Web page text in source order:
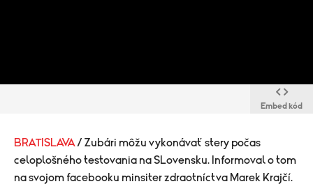
Embed kód
BRATISLAVA / Zubári môžu vykonávať stery počas
celoplošného testovania na SLovensku. Informoval o tom
na svojom facebooku minsiter zdraotníctva Marek Krajčí.